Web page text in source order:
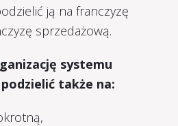
ją na franczyzę
sprzedażową.
systemu
także na: